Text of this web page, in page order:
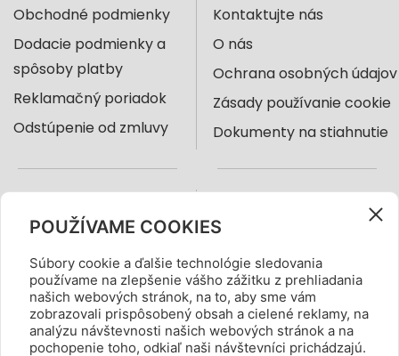
POUŽÍVAME COOKIES
Súbory cookie a ďalšie technológie sledovania
používame na zlepšenie vášho zážitku z prehliadania
našich webových stránok, na to, aby sme vám
zobrazovali prispôsobený obsah a cielené reklamy, na
analýzu návštevnosti našich webových stránok a na
pochopenie toho, odkiaľ naši návštevníci prichádzajú.
Obchodné podmienky
Dodacie podmienky a
spôsoby platby
Reklamačný poriadok
Odstúpenie od zmluvy
Kontaktujte nás
O nás
Ochrana osobných údajov
Zásady používanie cookie
Dokumenty na stiahnutie
Hálova 12, 851 01
Bratislava, Slovensko
obchod@farbicky.sk